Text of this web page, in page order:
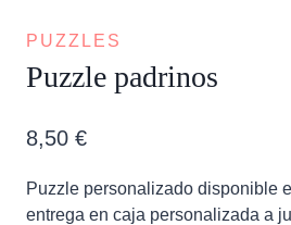
PUZZLES
Puzzle padrinos
8,50 €
Puzzle personalizado disponible
entrega en caja personalizada a